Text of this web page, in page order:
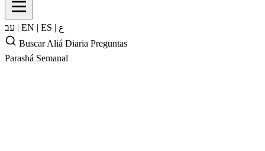
| EN | ES | ع
BuscarAliá Diaria Preguntas
Parashá Semanal